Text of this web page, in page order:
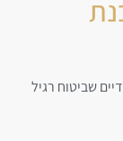
שביטוח רגיל